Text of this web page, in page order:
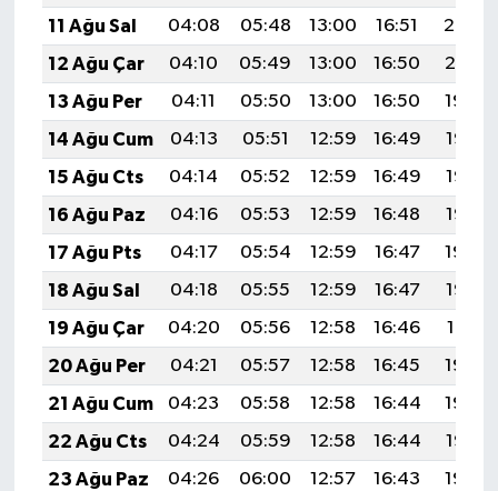
11 Ağu Sal
04:08 05:48 13:00 16:51
20:02
12 Ağu Çar
04:10 05:49 13:00 16:50
20:01
13 Ağu Per
04:11 05:50 13:00 16:50
19:59
14 Ağu Cum
04:13 05:51 12:59 16:49
19:58
15 Ağu Cts
04:14 05:52 12:59 16:49
19:57
16 Ağu Paz
04:16 05:53 12:59 16:48
19:55
17 Ağu Pts
04:17 05:54 12:59 16:47
19:54
18 Ağu Sal
04:18 05:55 12:59 16:47
19:52
19 Ağu Çar
04:20 05:56 12:58 16:46
19:51
20 Ağu Per
04:21 05:57 12:58 16:45
19:50
21 Ağu Cum
04:23 05:58 12:58 16:44
19:48
22 Ağu Cts
04:24 05:59 12:58 16:44
19:47
23 Ağu Paz
04:26 06:00 12:57 16:43
19:45